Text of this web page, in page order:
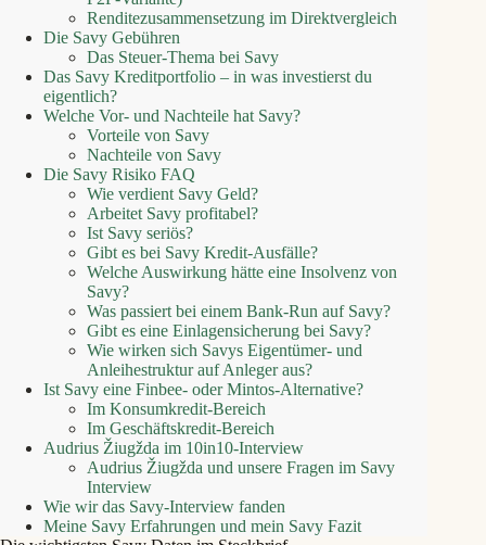
Renditezusammensetzung im Direktvergleich
Die Savy Gebühren
Das Steuer-Thema bei Savy
Das Savy Kreditportfolio – in was investierst du
eigentlich?
Welche Vor- und Nachteile hat Savy?
Vorteile von Savy
Nachteile von Savy
Die Savy Risiko FAQ
Wie verdient Savy Geld?
Arbeitet Savy profitabel?
Ist Savy seriös?
Gibt es bei Savy Kredit-Ausfälle?
Welche Auswirkung hätte eine Insolvenz von
Savy?
Was passiert bei einem Bank-Run auf Savy?
Gibt es eine Einlagensicherung bei Savy?
Wie wirken sich Savys Eigentümer- und
Anleihestruktur auf Anleger aus?
Ist Savy eine Finbee- oder Mintos-Alternative?
Im Konsumkredit-Bereich
Im Geschäftskredit-Bereich
Audrius Žiugžda im 10in10-Interview
Audrius Žiugžda und unsere Fragen im Savy
Interview
Wie wir das Savy-Interview fanden
Meine Savy Erfahrungen und mein Savy Fazit